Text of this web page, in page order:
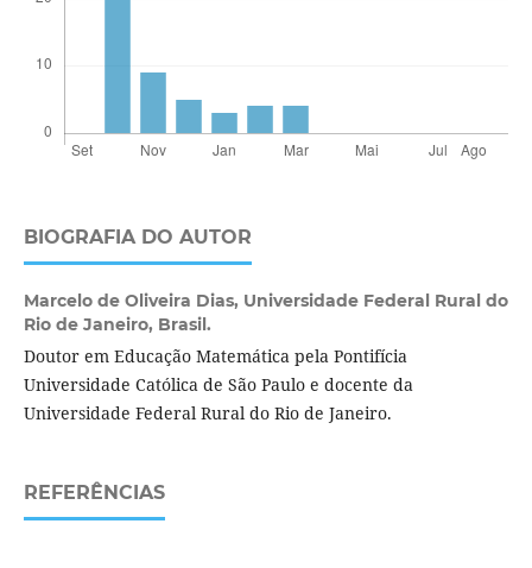
BIOGRAFIA DO AUTOR
Marcelo de Oliveira Dias, Universidade Federal Rural do
Rio de Janeiro, Brasil.
Doutor em Educação Matemática pela Pontifícia
Universidade Católica de São Paulo e docente da
Universidade Federal Rural do Rio de Janeiro.
REFERÊNCIAS